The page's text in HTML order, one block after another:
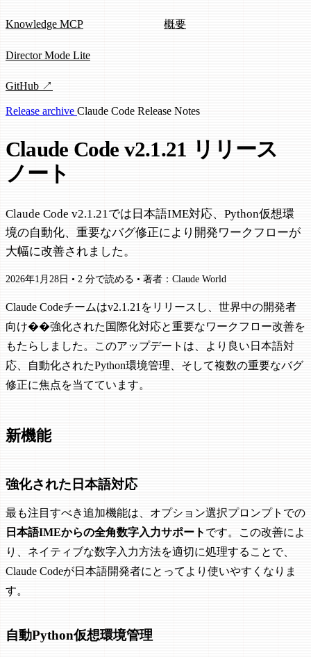
Knowledge MCP
Director Mode Lite
GitHub ↗
概要
Release archive Claude Code Release Notes
Claude Code v2.1.21 リリース
ノート
Claude Code v2.1.21では日本語IME対応、Python仮想環
境の自動化、重要なバグ修正により開発ワークフローが
大幅に改善されました。
2026年1月28日 • 2 分で読める • 著者：Claude World
Claude Codeチームはv2.1.21をリリースし、世界中の開発者
向け��強化された国際化対応と重要なワークフロー改善を
もたらしました。このアップデートは、より良い日本語対
応、自動化されたPython環境管理、そして複数の重要なバグ
修正に焦点を当てています。
新機能
強化された日本語対応
最も注目すべき追加機能は、オプション選択プロンプトでの
日本語IMEからの全角数字入力サポート です。この改善によ
り、ネイティブな数字入力方法を適切に処理することで、
Claude Codeが日本語開発者にとってより使いやすくなりま
す。
自動Python仮想環境管理